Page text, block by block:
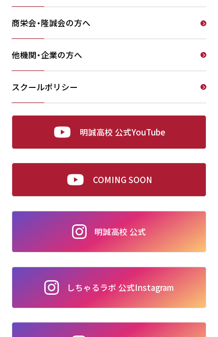
商栄会・隆誠会の方へ
他機関・企業の方へ
スクールポリシー
明誠高校 公式YouTube
COMING SOON
明誠高校 公式
しちゃるラボ 公式Instagram